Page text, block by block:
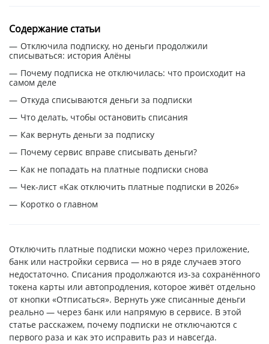
Содержание статьи
Отключила подписку, но деньги продолжили
списываться: история Алёны
Почему подписка не отключилась: что происходит на
самом деле
Откуда списываются деньги за подписки
Что делать, чтобы остановить списания
Как вернуть деньги за подписку
Почему сервис вправе списывать деньги?
Как не попадать на платные подписки снова
Чек-лист «Как отключить платные подписки в 2026»
Коротко о главном
Отключить платные подписки можно через приложение,
банк или настройки сервиса — но в ряде случаев этого
недостаточно. Списания продолжаются из-за сохранённого
токена карты или автопродления, которое живёт отдельно
от кнопки «Отписаться». Вернуть уже списанные деньги
реально — через банк или напрямую в сервисе. В этой
статье расскажем, почему подписки не отключаются с
первого раза и как это исправить раз и навсегда.